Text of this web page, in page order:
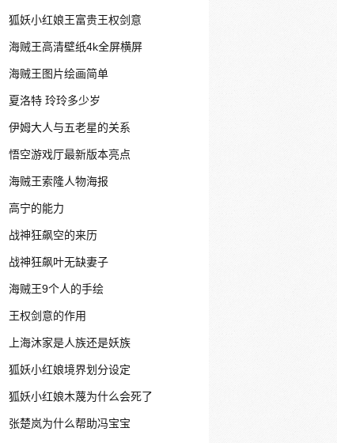
狐妖小红娘王富贵王权剑意
海贼王高清壁纸4k全屏横屏
海贼王图片绘画简单
夏洛特 玲玲多少岁
伊姆大人与五老星的关系
悟空游戏厅最新版本亮点
海贼王索隆人物海报
高宁的能力
战神狂飙空的来历
战神狂飙叶无缺妻子
海贼王9个人的手绘
王权剑意的作用
上海沐家是人族还是妖族
狐妖小红娘境界划分设定
狐妖小红娘木蔑为什么会死了
张楚岚为什么帮助冯宝宝